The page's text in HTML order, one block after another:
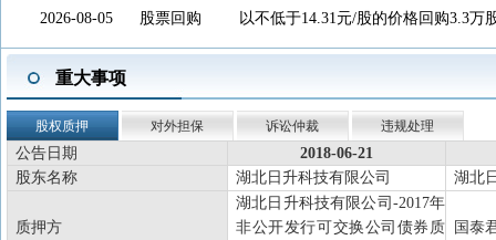
2026-08-05
股票回购
以不低于14.31元/股的价格回购3.3
2026-08-04
对外担保 对安琪酵母(印尼)有限公司进行担保
2026-07-16
2026-07-09
机构调研
于2026-07-09接待调研，参与对象：
接待日活动
2026-07-09
新增7条投资者互动内容。
于2026-06-30召开2026年第一次临时
2026-06-24
对安琪酵母(柳州)有限公司等多个被
重大事项
股权质押 对外担保 诉讼仲裁 违规处理
公告日期
2018-06-21
股东名称
湖北日升科技有限公司 湖北
质押方
湖北日升科技有限公司-2017年
非公开发行可交换公司债券质
国泰